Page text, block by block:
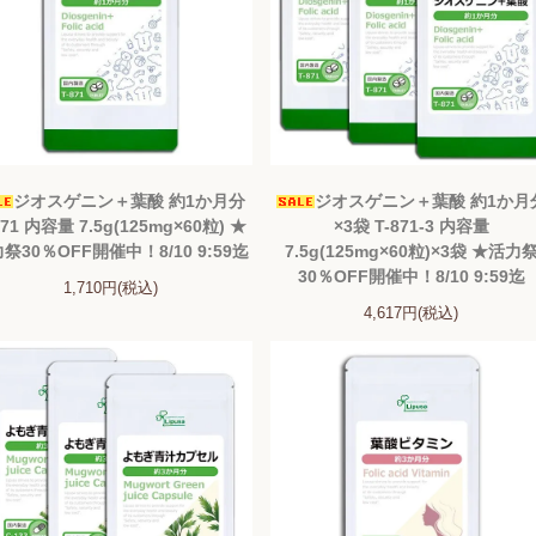
ジオスゲニン＋葉酸 約1か月分
内容量 7.5g(125mg×60粒) ★
祭30％OFF開催中！8/10 9:59迄
1,710円(税込)
ジオスゲニン＋葉酸 約1か月
×3袋 T-871-3 内容量
7.5g(125mg×60粒)×3袋 ★活力
30％OFF開催中！8/10 9:59迄
4,617円(税込)